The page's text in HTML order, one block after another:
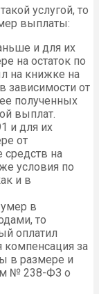
услугой, то
выплаты:
и для их
на остаток по
на книжке на
зависимости от
полученных
выплат.
и для их
от
средств на
условия по
и в
в
то
оплатил
компенсация за
в размере и
№ 238-ФЗ о